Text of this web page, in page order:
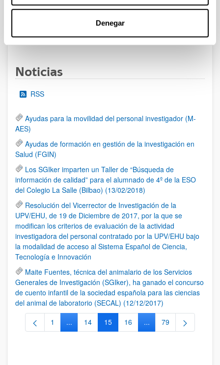
Denegar
al 30/07/2026 (ambos incluídos)
Página
1 Página
2 Página
3 ...Páginas intermedias Use TAB
Página
95
Noticias
RSS
Ayudas para la movilidad del personal investigador (M-
AES)
Ayudas de formación en gestión de la investigación en
Salud (FGIN)
Los SGIker imparten un Taller de “Búsqueda de
información de calidad” para el alumnado de 4º de la ESO
del Colegio La Salle (Bilbao) (13/02/2018)
Resolución del Vicerrector de Investigación de la
UPV/EHU, de 19 de Diciembre de 2017, por la que se
modifican los criterios de evaluación de la actividad
investigadora del personal contratado por la UPV/EHU bajo
la modalidad de acceso al Sistema Español de Ciencia,
Tecnología e Innovación
Maite Fuentes, técnica del animalario de los Servicios
Generales de Investigación (SGIker), ha ganado el concurso
de cuento infantil de la sociedad española para las ciencias
del animal de laboratorio (SECAL) (12/12/2017)
Página
1 ...Páginas intermedias Use TAB para desplazarse.
Página
14 Página
15 Página
16 ...Páginas intermedias
Página
79